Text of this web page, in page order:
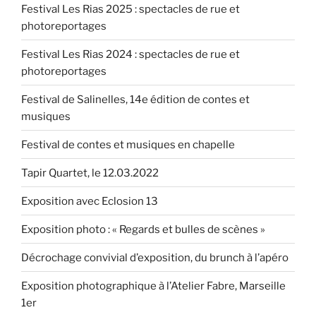
Festival Les Rias 2025 : spectacles de rue et
photoreportages
Festival Les Rias 2024 : spectacles de rue et
photoreportages
Festival de Salinelles, 14e édition de contes et
musiques
Festival de contes et musiques en chapelle
Tapir Quartet, le 12.03.2022
Exposition avec Eclosion 13
Exposition photo : « Regards et bulles de scènes »
Décrochage convivial d’exposition, du brunch à l’apéro
Exposition photographique à l’Atelier Fabre, Marseille
1er